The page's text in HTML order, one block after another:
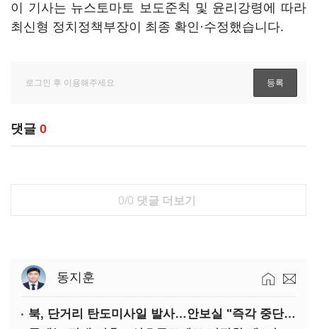
이 기사는 뉴스토마토 보도준칙 및 윤리강령에 따라
최신형 정치정책부장이 최종 확인·수정했습니다.
댓글 0
0/0 댓글 더보기
동지훈
북, 단거리 탄도미사일 발사…안보실 "즉각 중단 촉구"